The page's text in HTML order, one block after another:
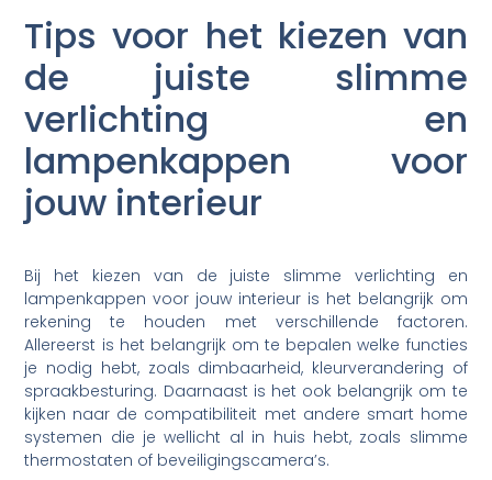
Tips voor het kiezen van
de juiste slimme
verlichting en
lampenkappen voor
jouw interieur
Bij het kiezen van de juiste slimme verlichting en
lampenkappen voor jouw interieur is het belangrijk om
rekening te houden met verschillende factoren.
Allereerst is het belangrijk om te bepalen welke functies
je nodig hebt, zoals dimbaarheid, kleurverandering of
spraakbesturing. Daarnaast is het ook belangrijk om te
kijken naar de compatibiliteit met andere smart home
systemen die je wellicht al in huis hebt, zoals slimme
thermostaten of beveiligingscamera’s.